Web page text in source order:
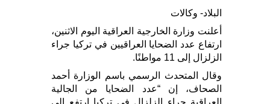
البلاد- وكالات
أعلنت وزارة الخارجية العراقية اليوم الاثنين،
ارتفاع عدد الضحايا العراقيين في تركيا جراء
الزلزال إلى 11 مواطنًا.
وقال المتحدث الرسمي باسم الوزارة أحمد
الصحاف، إن “عدد الضحايا من الجالية
العراقية جراء الزلزال في تركيا ارتفع إلى